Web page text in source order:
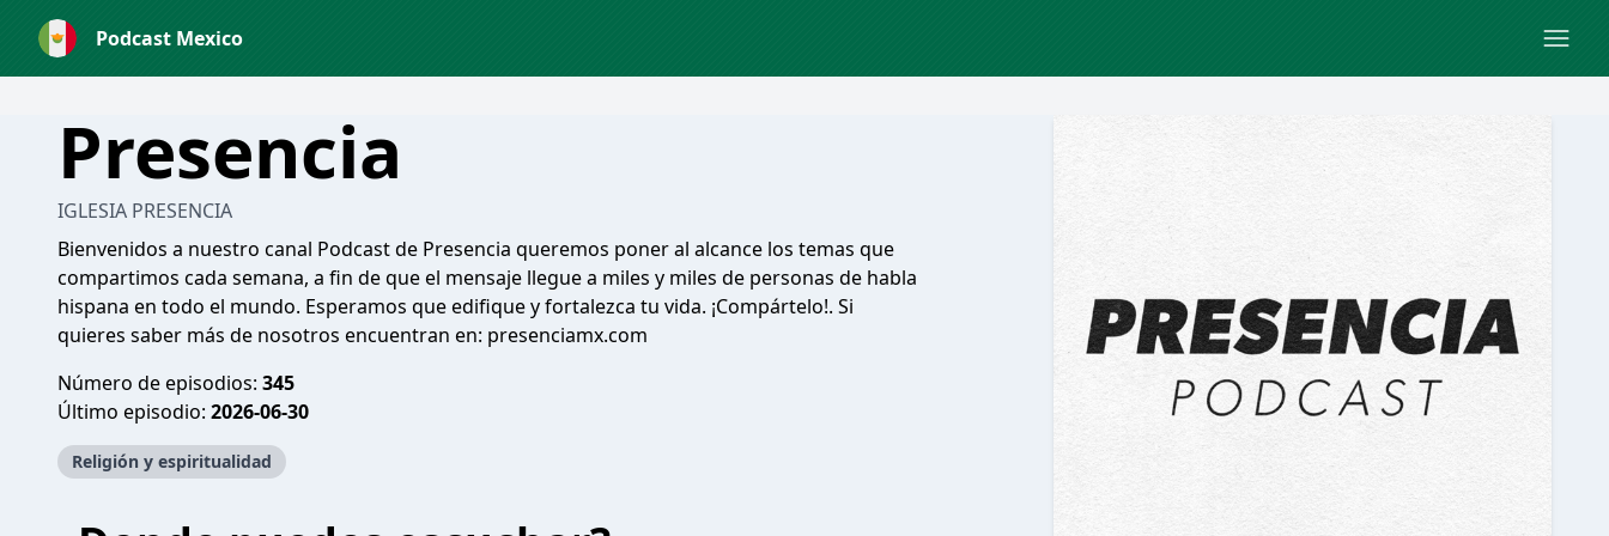
Podcast Mexico
Presencia
IGLESIA PRESENCIA
Bienvenidos a nuestro canal Podcast de Presencia queremos poner al alcance los temas que
compartimos cada semana, a fin de que el mensaje llegue a miles y miles de personas de habla
hispana en todo el mundo. Esperamos que edifique y fortalezca tu vida. ¡Compártelo!. Si
quieres saber más de nosotros encuentran en: presenciamx.com
Número de episodios: 345
Último episodio: 2026-06-30
Religión y espiritualidad